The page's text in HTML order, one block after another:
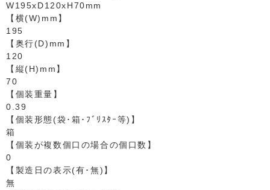
W195xD120xH70mm
【横(W)mm】
195
【奥行(D)mm】
120
【縦(H)mm】
70
【個装重量】
0.39
【個装形態(袋･箱･ﾌﾞﾘｽﾀｰ等)】
箱
【個装が複数個口の場合の個口数】
0
【製造日の表示(有･無)】
無